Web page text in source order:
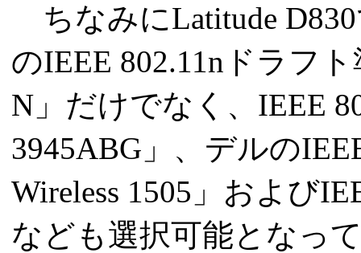
ちなみにLatitude
のIEEE 802.11nドラフ
N」だけでなく、IEEE
3945ABG」、デルの
Wireless 1505」および
なども選択可能となっ